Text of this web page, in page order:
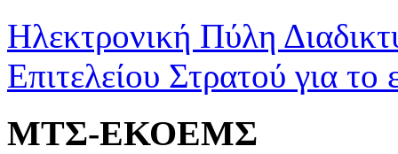
Ηλεκτρονική Πύλη
Επιτελείου Στρατού για το
ΜΤΣ-ΕΚΟΕΜΣ